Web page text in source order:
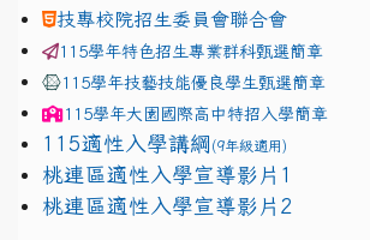
技專校院招生委員會聯合會
115學年特色招生專業群科甄選簡章
115學年技藝技能優良學生甄選簡章
115學年大園國際高中特招入學簡章
115適性入學講綱 (9年級適用)
link to https://docs.google.com/
桃連區適性入學宣導影片1
link to https://docs.google.com/
桃連區適性入學宣導影片2